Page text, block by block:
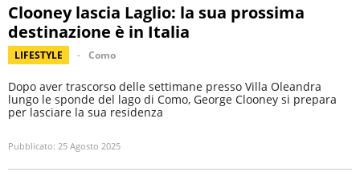
Clooney lascia Laglio: la sua prossima
destinazione è in Italia
LIFESTYLE Como
Dopo aver trascorso delle settimane presso Villa Oleandra
lungo le sponde del lago di Como, George Clooney si prepara
per lasciare la sua residenza
Pubblicato: 25 Agosto 2025